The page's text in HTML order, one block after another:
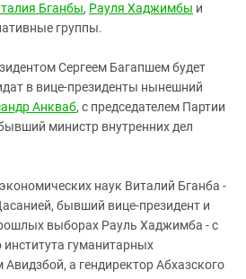
Бганбы, Рауля Хаджимбы и
группы.
Сергеем Багапшем будет
в вице-президенты нынешний
Анкваб, с председателем Партии
министр внутренних дел
наук Виталий Бганба -
бывший вице-президент и
выборах Рауль Хаджимба - с
гуманитарных
а гендиректор Абхазского